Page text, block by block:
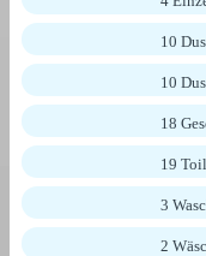
10
10
18
19
3
2